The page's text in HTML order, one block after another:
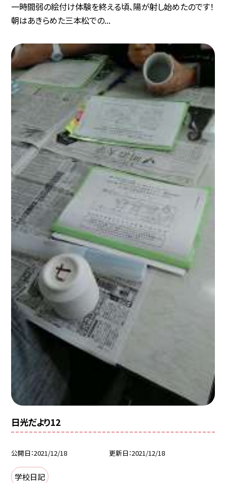
一時間弱の絵付け体験を終える頃、陽が射し始めたのです！
朝はあきらめた三本松での...
日光だより12
公開日 2021/12/18 更新日 2021/12/18
学校日記